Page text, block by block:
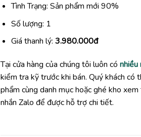
Tình Trạng: Sản phẩm mới 90%
Số lượng: 1
Giá thanh lý: 3.980.000đ
Tại cửa hàng của chúng tôi luôn có nhiều
kiểm tra kỹ trước khi bán. Quý khách có
phẩm cùng danh mục hoặc ghé kho
nhắn Zalo để được hỗ trợ chi tiết.